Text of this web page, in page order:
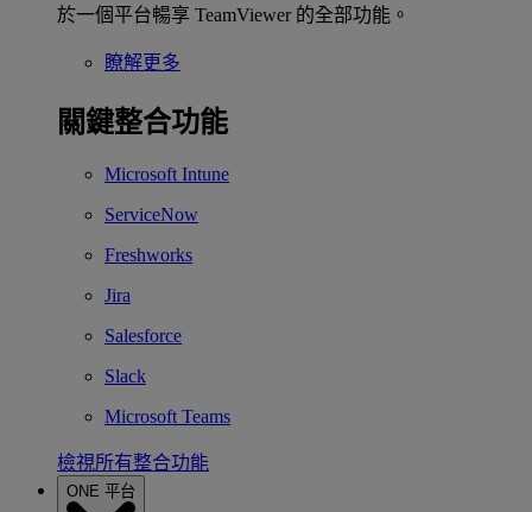
於一個平台暢享 TeamViewer 的全部功能。
瞭解更多
關鍵整合功能
Microsoft Intune
ServiceNow
Freshworks
Jira
Salesforce
Slack
Microsoft Teams
檢視所有整合功能
ONE 平台